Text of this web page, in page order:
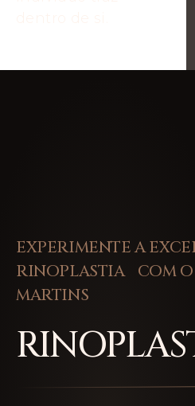
EXPERIMENTE A
RINOPLASTIA COM O
MARTINS